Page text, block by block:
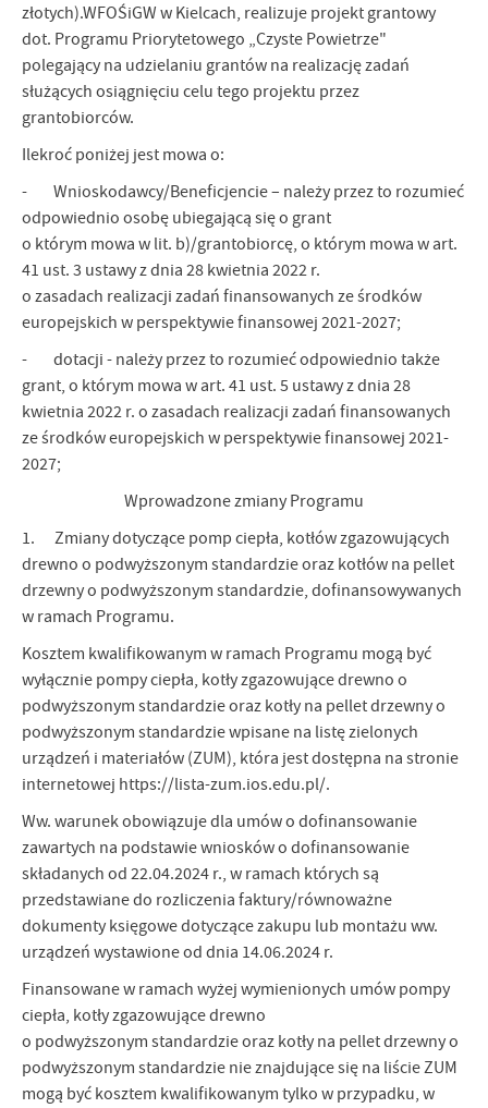
złotych).WFOŚiGW w Kielcach, realizuje projekt grantowy
dot. Programu Priorytetowego „Czyste Powietrze"
polegający na udzielaniu grantów na realizację zadań
służących osiągnięciu celu tego projektu przez
grantobiorców.
Ilekroć poniżej jest mowa o:
- Wnioskodawcy/Beneficjencie – należy przez to rozumieć
odpowiednio osobę ubiegającą się o grant
o którym mowa w lit. b)/grantobiorcę, o którym mowa w art.
41 ust. 3 ustawy z dnia 28 kwietnia 2022 r.
o zasadach realizacji zadań finansowanych ze środków
europejskich w perspektywie finansowej 2021-2027;
- dotacji - należy przez to rozumieć odpowiednio także
grant, o którym mowa w art. 41 ust. 5 ustawy z dnia 28
kwietnia 2022 r. o zasadach realizacji zadań finansowanych
ze środków europejskich w perspektywie finansowej 2021-
2027;
Wprowadzone zmiany Programu
1. Zmiany dotyczące pomp ciepła, kotłów zgazowujących
drewno o podwyższonym standardzie oraz kotłów na pellet
drzewny o podwyższonym standardzie, dofinansowywanych
w ramach Programu.
Kosztem kwalifikowanym w ramach Programu mogą być
wyłącznie pompy ciepła, kotły zgazowujące drewno o
podwyższonym standardzie oraz kotły na pellet drzewny o
podwyższonym standardzie wpisane na listę zielonych
urządzeń i materiałów (ZUM), która jest dostępna na stronie
internetowej https://lista-zum.ios.edu.pl/.
Ww. warunek obowiązuje dla umów o dofinansowanie
zawartych na podstawie wniosków o dofinansowanie
składanych od 22.04.2024 r., w ramach których są
przedstawiane do rozliczenia faktury/równoważne
dokumenty księgowe dotyczące zakupu lub montażu ww.
urządzeń wystawione od dnia 14.06.2024 r.
Finansowane w ramach wyżej wymienionych umów pompy
ciepła, kotły zgazowujące drewno
o podwyższonym standardzie oraz kotły na pellet drzewny o
podwyższonym standardzie nie znajdujące się na liście ZUM
mogą być kosztem kwalifikowanym tylko w przypadku, w